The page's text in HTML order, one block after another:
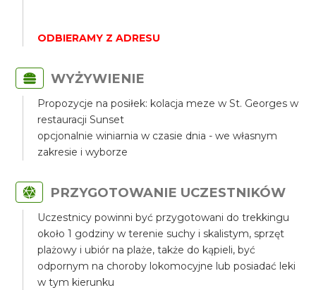
ODBIERAMY Z ADRESU
WYŻYWIENIE
Propozycje na posiłek: kolacja meze w St. Georges w
restauracji Sunset
opcjonalnie winiarnia w czasie dnia - we własnym
zakresie i wyborze
PRZYGOTOWANIE UCZESTNIKÓW
Uczestnicy powinni być przygotowani do trekkingu
około 1 godziny w terenie suchy i skalistym, sprzęt
plażowy i ubiór na plaże, także do kąpieli, być
odpornym na choroby lokomocyjne lub posiadać leki
w tym kierunku